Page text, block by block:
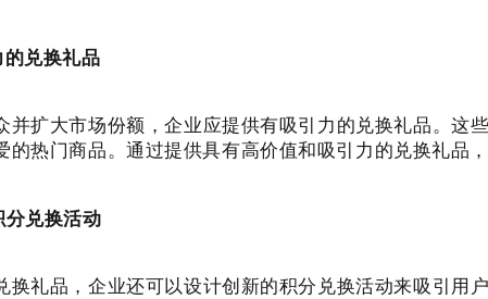
兑换礼品
并扩大市场份额，企业应提供有吸引力的兑换礼品。这
的热门商品。通过提供具有高价值和吸引力的兑换礼品
兑换活动
换礼品，企业还可以设计创新的积分兑换活动来吸引用